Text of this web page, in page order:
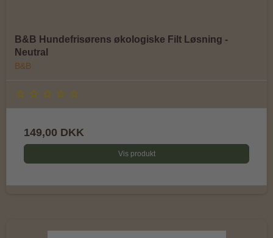
B&B Hundefrisørens økologiske Filt Løsning -
Neutral
B&B
149,00 DKK
Vis produkt